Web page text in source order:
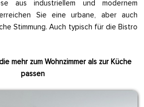
aus industriellem und modernem
Sie eine urbane, aber auch
Stimmung. Auch typisch für die Bistro
mehr zum Wohnzimmer als zur Küche
passen